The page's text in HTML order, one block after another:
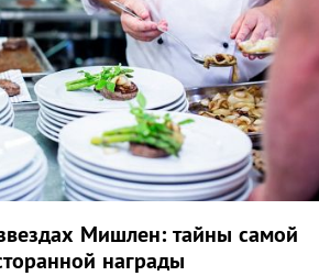
Мишлен: тайны самой
награды